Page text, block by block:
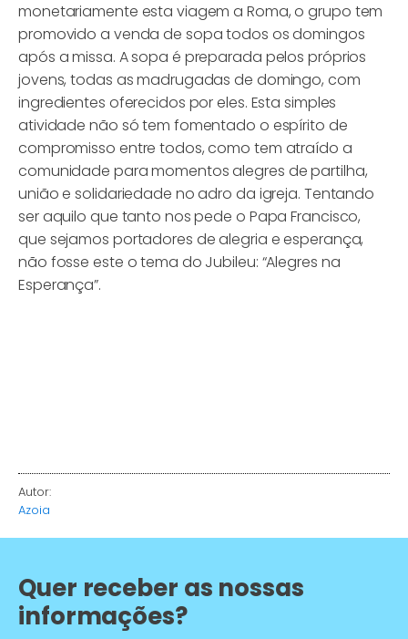
monetariamente esta viagem a Roma, o grupo tem
promovido a venda de sopa todos os domingos
após a missa. A sopa é preparada pelos próprios
jovens, todas as madrugadas de domingo, com
ingredientes oferecidos por eles. Esta simples
atividade não só tem fomentado o espírito de
compromisso entre todos, como tem atraído a
comunidade para momentos alegres de partilha,
união e solidariedade no adro da igreja. Tentando
ser aquilo que tanto nos pede o Papa Francisco,
que sejamos portadores de alegria e esperança,
não fosse este o tema do Jubileu: “Alegres na
Esperança”.
Autor:
Azoia
Quer receber as nossas
informações?